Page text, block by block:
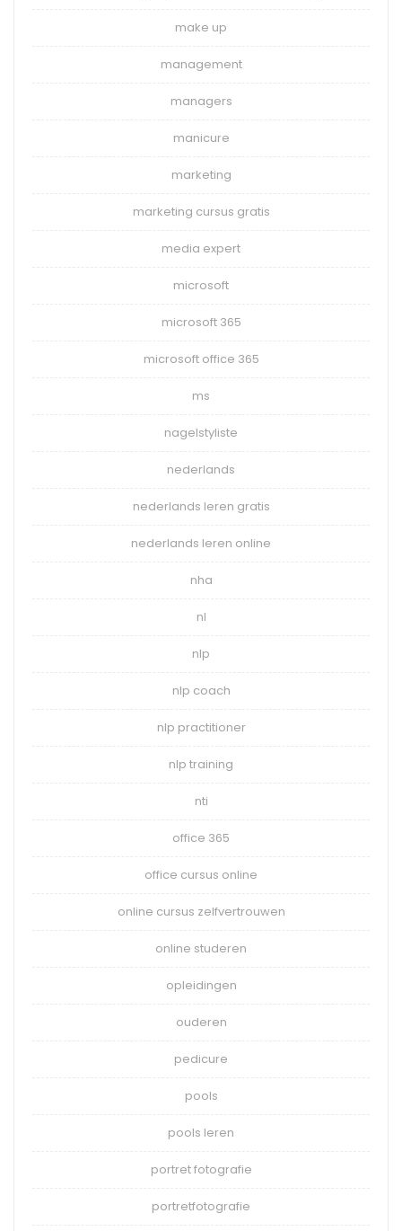
make up
management
managers
manicure
marketing
marketing cursus gratis
media expert
microsoft
microsoft 365
microsoft office 365
ms
nagelstyliste
nederlands
nederlands leren gratis
nederlands leren online
nha
nl
nlp
nlp coach
nlp practitioner
nlp training
nti
office 365
office cursus online
online cursus zelfvertrouwen
online studeren
opleidingen
ouderen
pedicure
pools
pools leren
portret fotografie
portretfotografie